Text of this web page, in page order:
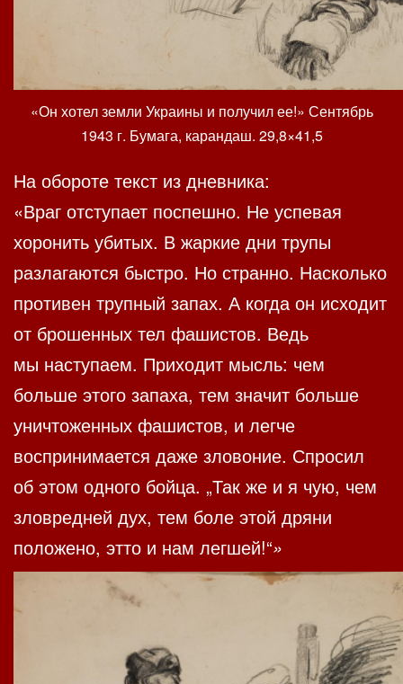
«Он хотел земли Украины и получил ее!» Сентябрь
1943 г. Бумага, карандаш. 29,8×41,5
На обороте текст из дневника:
«Враг отступает поспешно. Не успевая
хоронить убитых. В жаркие дни трупы
разлагаются быстро. Но странно. Насколько
противен трупный запах. А когда он исходит
от брошенных тел фашистов. Ведь
мы наступаем. Приходит мысль: чем
больше этого запаха, тем значит больше
уничтоженных фашистов, и легче
воспринимается даже зловоние. Спросил
об этом одного бойца. „Так же и я чую, чем
зловредней дух, тем боле этой дряни
положено, этто и нам легшей!“»